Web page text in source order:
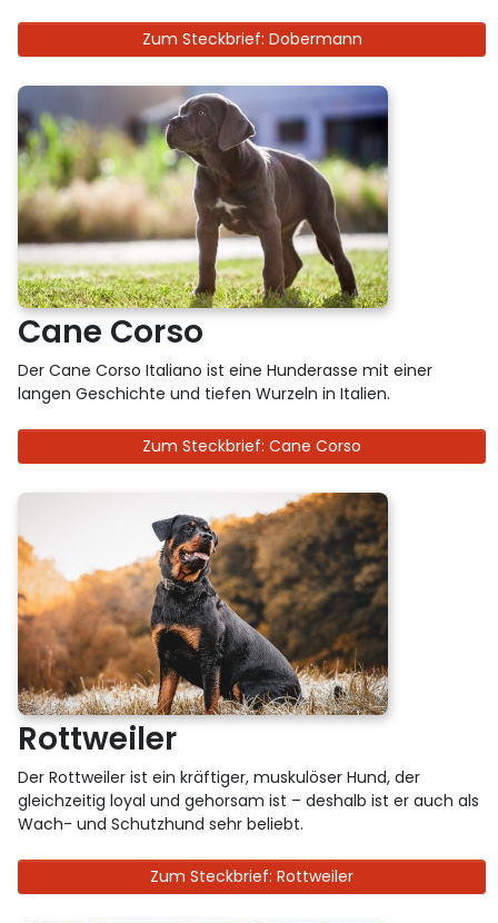
Zum Steckbrief: Dobermann
Cane Corso
Der Cane Corso Italiano ist eine Hunderasse mit einer
langen Geschichte und tiefen Wurzeln in Italien.
Zum Steckbrief: Cane Corso
Rottweiler
Der Rottweiler ist ein kräftiger, muskulöser Hund, der
gleichzeitig loyal und gehorsam ist – deshalb ist er auch als
Wach- und Schutzhund sehr beliebt.
Zum Steckbrief: Rottweiler